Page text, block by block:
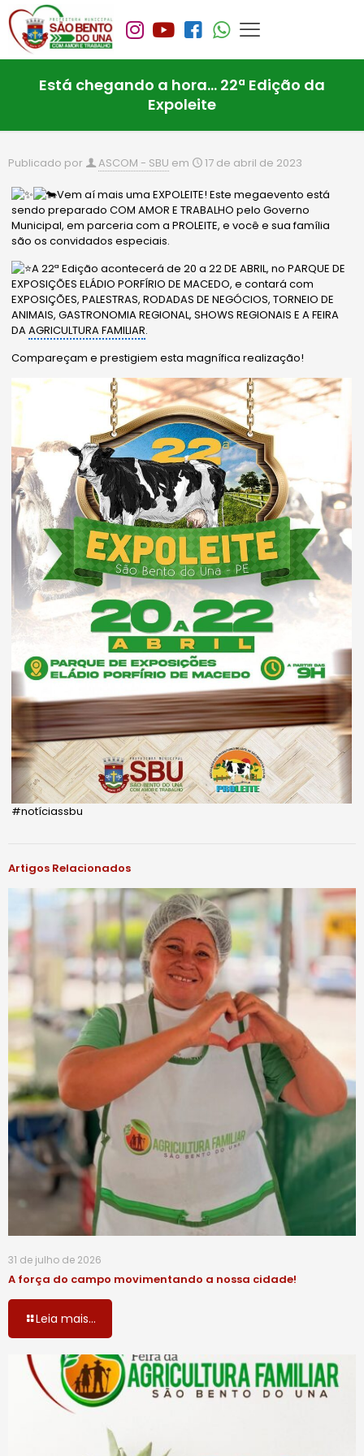
Está chegando a hora… 22ª Edição da
Expoleite
Publicado por ASCOM - SBU em 17 de abril de 2023
Vem aí mais uma EXPOLEITE! Este megaevento está
sendo preparado COM AMOR E TRABALHO pelo Governo
Municipal, em parceria com a PROLEITE, e você e sua família
são os convidados especiais.
A 22ª Edição acontecerá de 20 a 22 DE ABRIL, no PARQUE DE
EXPOSIÇÕES ELÁDIO PORFÍRIO DE MACEDO, e contará com
EXPOSIÇÕES, PALESTRAS, RODADAS DE NEGÓCIOS, TORNEIO DE
ANIMAIS, GASTRONOMIA REGIONAL, SHOWS REGIONAIS E A FEIRA
DAAGRICULTURA FAMILIAR.
Compareçam e prestigiem esta magnífica realização!
#notíciassbu
Artigos Relacionados
31 de julho de 2026
A força do campo movimentando a nossa cidade!
Leia mais...